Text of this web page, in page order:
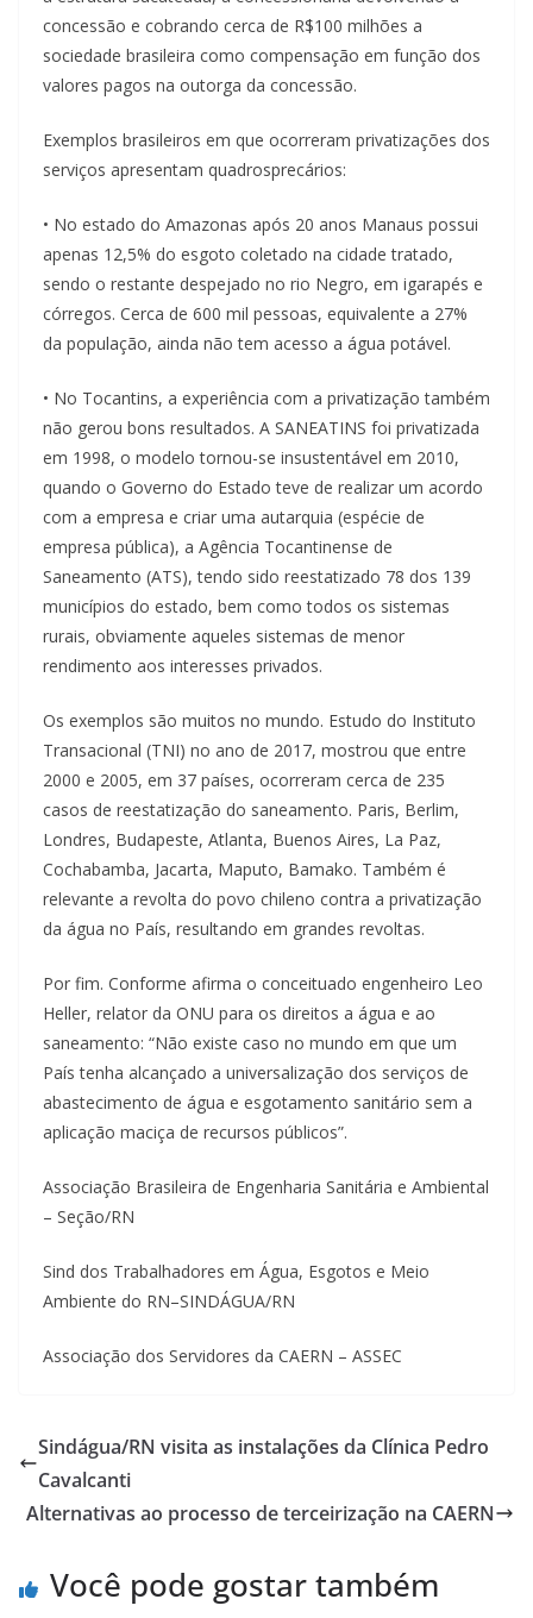
concessão e cobrando cerca de R$100 milhões a
sociedade brasileira como compensação em função dos
valores pagos na outorga da concessão.
Exemplos brasileiros em que ocorreram privatizações dos
serviços apresentam quadrosprecários:
• No estado do Amazonas após 20 anos Manaus possui
apenas 12,5% do esgoto coletado na cidade tratado,
sendo o restante despejado no rio Negro, em igarapés e
córregos. Cerca de 600 mil pessoas, equivalente a 27%
da população, ainda não tem acesso a água potável.
• No Tocantins, a experiência com a privatização também
não gerou bons resultados. A SANEATINS foi privatizada
em 1998, o modelo tornou-se insustentável em 2010,
quando o Governo do Estado teve de realizar um acordo
com a empresa e criar uma autarquia (espécie de
empresa pública), a Agência Tocantinense de
Saneamento (ATS), tendo sido reestatizado 78 dos 139
municípios do estado, bem como todos os sistemas
rurais, obviamente aqueles sistemas de menor
rendimento aos interesses privados.
Os exemplos são muitos no mundo. Estudo do Instituto
Transacional (TNI) no ano de 2017, mostrou que entre
2000 e 2005, em 37 países, ocorreram cerca de 235
casos de reestatização do saneamento. Paris, Berlim,
Londres, Budapeste, Atlanta, Buenos Aires, La Paz,
Cochabamba, Jacarta, Maputo, Bamako. Também é
relevante a revolta do povo chileno contra a privatização
da água no País, resultando em grandes revoltas.
Por fim. Conforme afirma o conceituado engenheiro Leo
Heller, relator da ONU para os direitos a água e ao
saneamento: “Não existe caso no mundo em que um
País tenha alcançado a universalização dos serviços de
abastecimento de água e esgotamento sanitário sem a
aplicação maciça de recursos públicos”.
Associação Brasileira de Engenharia Sanitária e Ambiental
– Seção/RN
Sind dos Trabalhadores em Água, Esgotos e Meio
Ambiente do RN–SINDÁGUA/RN
Associação dos Servidores da CAERN – ASSEC
Sindágua/RN visita as instalações da Clínica Pedro
Cavalcanti
Alternativas ao processo de terceirização na CAERN
Você pode gostar também